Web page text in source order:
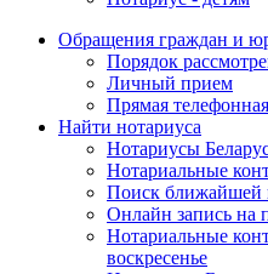
Обращения граждан и
Порядок
Личный прием
Прямая
Найти нотариуса
Нотариусы
Нотариальные
Поиск ближайшей
Онлайн запись на
Нотариальные
воскресенье